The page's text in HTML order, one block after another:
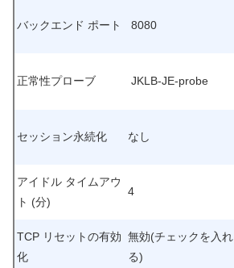
バックエンド ポート 8080
正常性プローブ JKLB-JE-probe
セッション永続化 なし
アイドル タイムアウ
ト (分)
4
TCP リセットの有効
化
無効(チェックを入れ
る)